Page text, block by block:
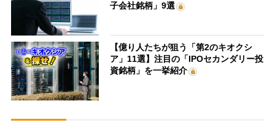
子会社銘柄」9選
【億り人たちが狙う「第2のキオクシ
ア」11選】注目の「IPOセカンダリー投
資銘柄」を一挙紹介